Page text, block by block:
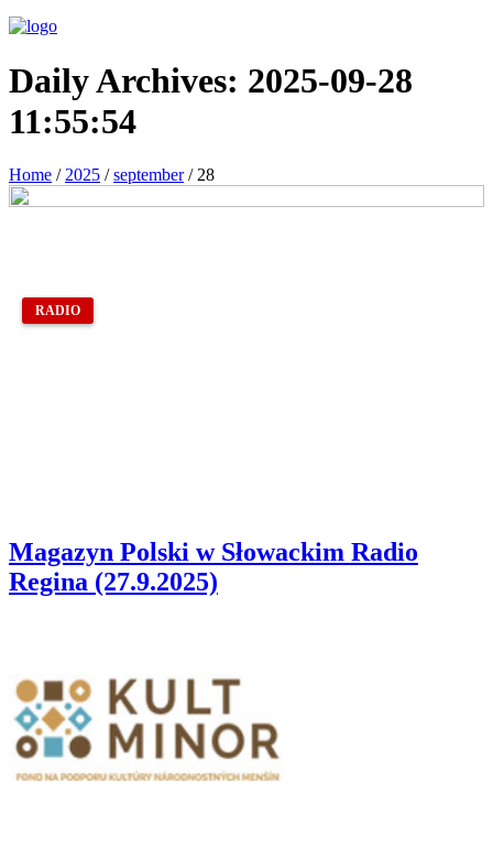
Daily Archives: 2025-09-28
11:55:54
Home / 2025 / september / 28
RADIO
Magazyn Polski w Słowackim Radio
Regina (27.9.2025)